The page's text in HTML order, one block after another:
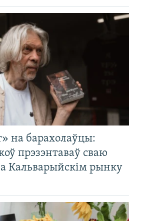
на барахолаўцы:
прэзэнтаваў сваю
Кальварыйскім рынку